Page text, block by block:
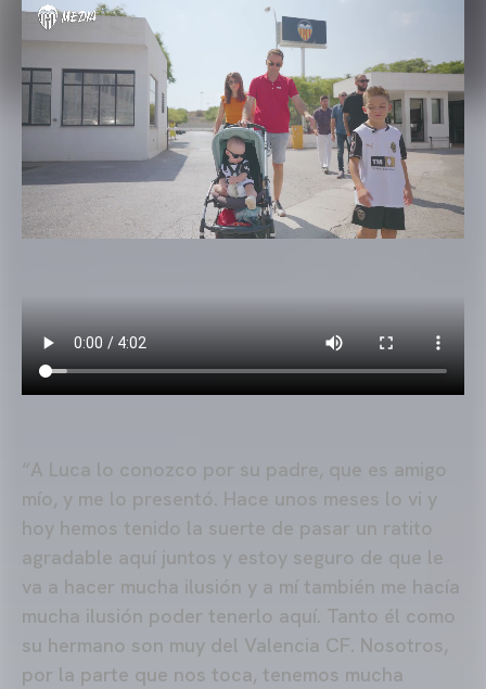
“A Luca lo conozco por su padre, que es amigo
mío, y me lo presentó. Hace unos meses lo vi y
hoy hemos tenido la suerte de pasar un ratito
agradable aquí juntos y estoy seguro de que le
va a hacer mucha ilusión y a mí también me hacía
mucha ilusión poder tenerlo aquí. Tanto él como
su hermano son muy del Valencia CF. Nosotros,
por la parte que nos toca, tenemos mucha